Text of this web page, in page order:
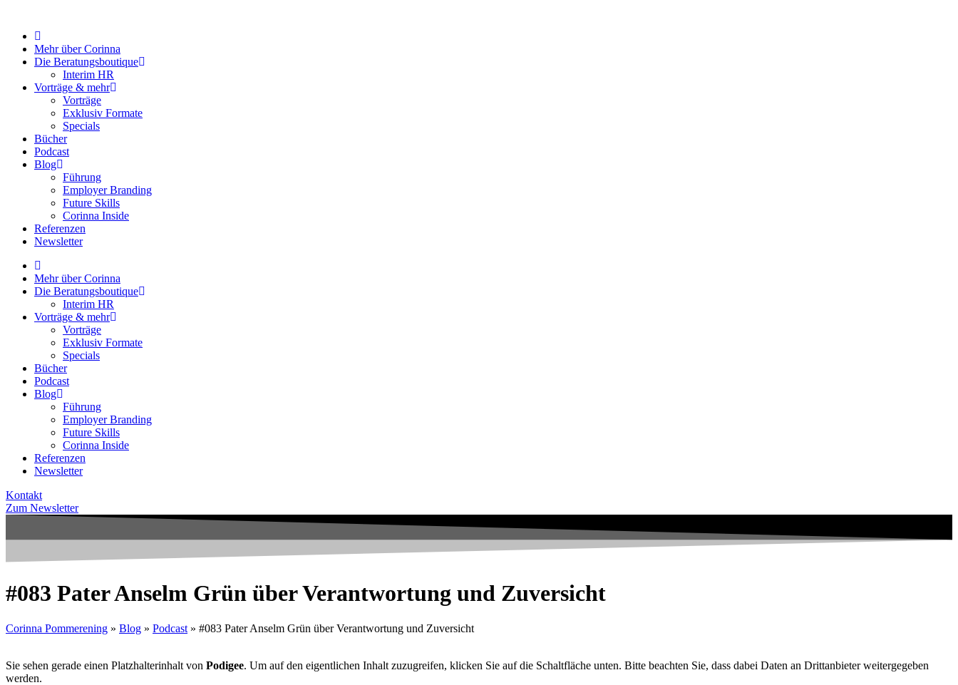
springen
Mehr über Corinna
Die Beratungsboutique
Interim HR
Vorträge & mehr
Vorträge
Exklusiv Formate
Specials
Bücher
Podcast
Blog
Führung
Employer Branding
Future Skills
Corinna Inside
Referenzen
Newsletter
Mehr über Corinna
Die Beratungsboutique
Interim HR
Vorträge & mehr
Vorträge
Exklusiv Formate
Specials
Bücher
Podcast
Blog
Führung
Employer Branding
Future Skills
Corinna Inside
Referenzen
Newsletter
Kontakt
Zum Newsletter
#083 Pater Anselm Grün über Verantwortung und Zuversicht
Corinna Pommerening » Blog » Podcast » #083 Pater Anselm Grün über Verantwortung und Zuversicht
Sie sehen gerade einen Platzhalterinhalt von Podigee. Um auf den eigentlichen Inhalt zuzugreifen, klicken Sie auf die Schaltfläche unten. Bitte beachten Sie, dass dabei Daten an Drittanbieter weitergegeben
werden.